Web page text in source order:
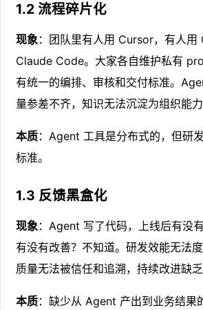
1.2 流程碎片化
现象：团队里有人用 Cursor，有人
Claude Code。大家各自维护私有
有统一的编排、审核和交付标准。
量参差不齐，知识无法沉淀为组织能力
本质：Agent 工具是分布式的，但研
标准。
1.3 反馈黑盒化
现象：Agent 写了代码，上线后有没
有没有改善？不知道。研发效能无法
质量无法被信任和追溯，持续改进缺乏
本质：缺少从 Agent 产出到业务结果